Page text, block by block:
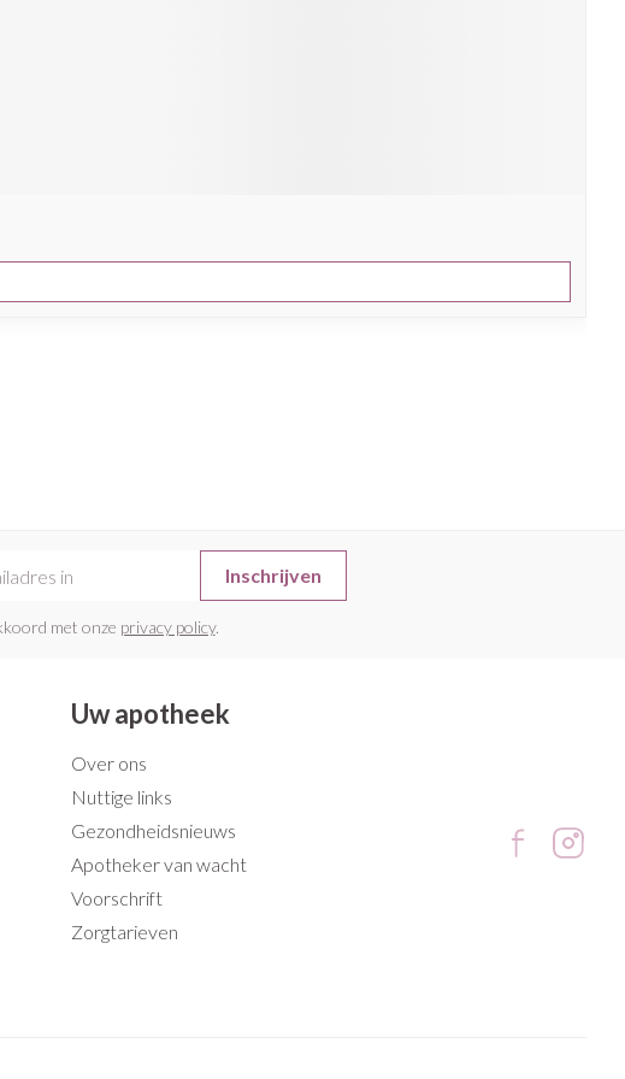
Inschrijven
met onze privacy policy.
Uw apotheek
Over ons
Nuttige links
Gezondheidsnieuws
Apotheker van wacht
Voorschrift
Zorgtarieven